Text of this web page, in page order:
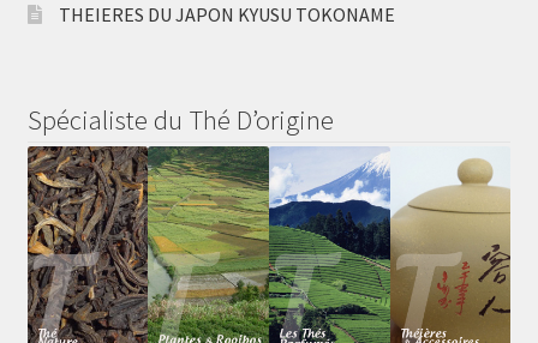
THEIERES DU JAPON KYUSU TOKONAME
Spécialiste du Thé D’origine